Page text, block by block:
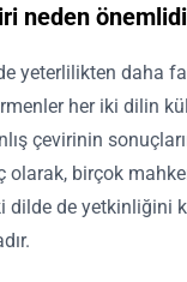
neden
yeterlilikten daha
her iki dilin
çevirinin
birçok
de yetkinliğini